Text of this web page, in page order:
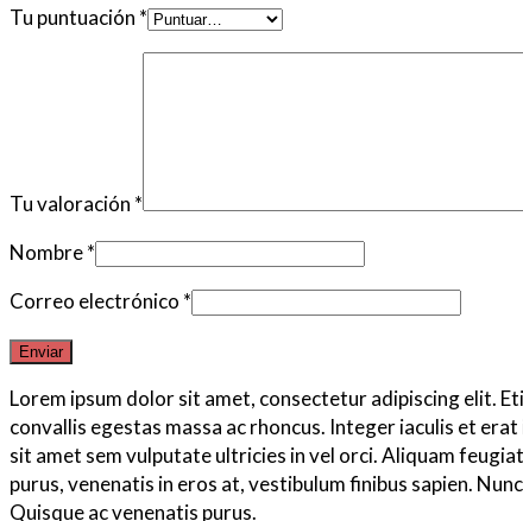
Tu puntuación *
Tu valoración *
Nombre*
Correo electrónico *
Lorem ipsum dolor sit amet, consectetur adipiscing elit.
convallis egestas massa ac rhoncus. Integer iaculis et
sit amet sem vulputate ultricies in vel orci. Aliquam
purus, venenatis in eros at, vestibulum finibus sapien.
Quisque ac venenatis purus.